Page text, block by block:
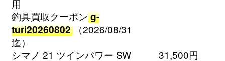
用
釣具買取クーポン g-
turi20260802
（2026/08/31
迄）
シマノ 21 ツインパワー SW
31,500円